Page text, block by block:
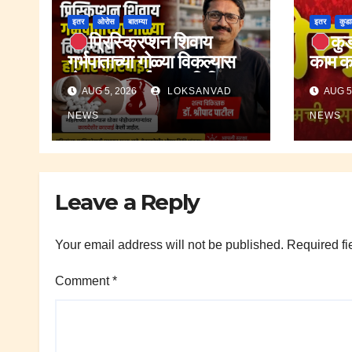
इतर ओरोस बातम्या
प्रिस्क्रिप्शन शिवाय
गर्भपाताच्या गोळ्या विकल्यास
होणार कारवाई.;शल्य चिकित्सक
डॉ.श्रीपाद पाटील.
AUG 5, 2026 LOKSANVAD
NEWS
इतर
काम
AUG
NEWS
Leave a Reply
Your email address will not be published. Required
Comment*